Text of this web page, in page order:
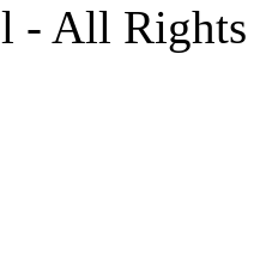
- All Rights